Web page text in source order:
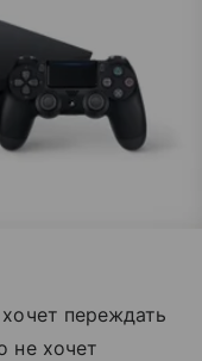
переждать
не хочет